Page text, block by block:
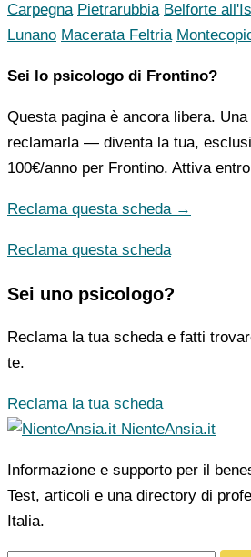
Carpegna Pietrarubbia Belforte
Lunano Macerata Feltria
Sei lo psicologo di Frontino?
Questa pagina è ancora libera.
reclamarla — diventa la tua,
100€/anno per Frontino. Attiva
Reclama questa scheda →
Reclama questa scheda
Sei uno psicologo?
Reclama la tua scheda e fatti
te.
Reclama la tua scheda
NienteAnsia.it
Informazione e supporto per il
Test, articoli e una directory di
Italia.